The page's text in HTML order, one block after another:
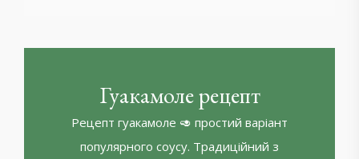
Гуакамоле рецепт
Рецепт гуакамоле 🥑 простий варіант
популярного соусу. Традиційний з